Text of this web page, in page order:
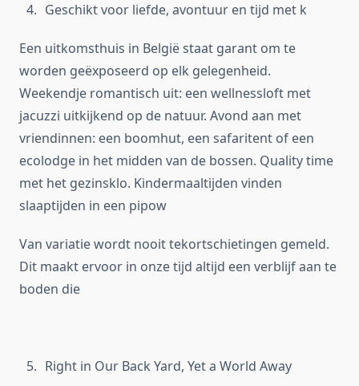
Geschikt voor liefde, avontuur en tijd met k
Een uitkomsthuis in België staat garant om te
worden geëxposeerd op elk gelegenheid.
Weekendje romantisch uit: een wellnessloft met
jacuzzi uitkijkend op de natuur. Avond aan met
vriendinnen: een boomhut, een safaritent of een
ecolodge in het midden van de bossen. Quality time
met het gezinsklo. Kindermaaltijden vinden
slaaptijden in een pipow
Van variatie wordt nooit tekortschietingen gemeld.
Dit maakt ervoor in onze tijd altijd een verblijf aan te
boden die
Right in Our Back Yard, Yet a World Away